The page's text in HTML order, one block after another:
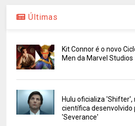
Últimas
Kit Connor é o novo
Men da Marvel Studios
Hulu oficializa
científica desenvolvido
'Severance'